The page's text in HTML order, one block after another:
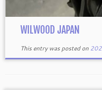
WILWOOD JAPAN
This entry was posted on